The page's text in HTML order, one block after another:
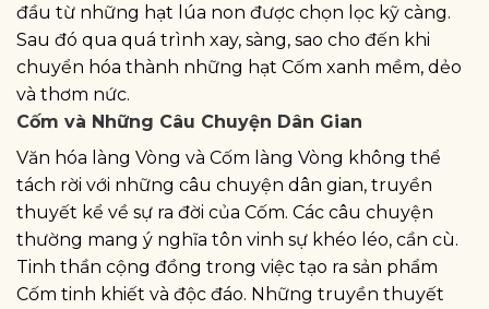
đầu từ những hạt lúa non được chọn lọc kỹ càng.
Sau đó qua quá trình xay, sàng, sao cho đến khi
chuyển hóa thành những hạt Cốm xanh mềm, dẻo
và thơm nức.
Cốm và Những Câu Chuyện Dân Gian
Văn hóa làng Vòng và Cốm làng Vòng không thể
tách rời với những câu chuyện dân gian, truyền
thuyết kể về sự ra đời của Cốm. Các câu chuyện
thường mang ý nghĩa tôn vinh sự khéo léo, cần cù.
Tinh thần cộng đồng trong việc tạo ra sản phẩm
Cốm tinh khiết và độc đáo. Những truyền thuyết